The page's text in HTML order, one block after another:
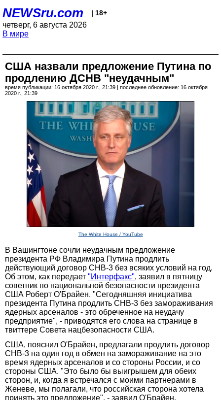
NEWSru.com | 18+
четверг, 6 августа 2026
В мире
США назвали предложение Путина по
продлению ДСНВ "неудачным"
время публикации: 16 октября 2020 г., 21:39 | последнее обновление: 16 октября
2020 г., 21:39
The White House / YouTube
В Вашингтоне сочли неудачным предложение
президента РФ Владимира Путина продлить
действующий договор СНВ-3 без всяких условий на год.
Об этом, как передает "Интерфакс", заявил в пятницу
советник по национальной безопасности президента
США Роберт О'Брайен. "Сегодняшняя инициатива
президента Путина продлить СНВ-3 без замораживания
ядерных арсеналов - это обреченное на неудачу
предприятие", - приводятся его слова на странице в
твиттере Совета нацбезопасности США.
США, пояснил О'Брайен, предлагали продлить договор
СНВ-3 на один год в обмен на замораживание на это
время ядерных арсеналов и со стороны России, и со
стороны США. "Это было бы выигрышем для обеих
сторон, и, когда я встречался с моими партнерами в
Женеве, мы полагали, что российская сторона хотела
принять это предложение", - заявил О'Брайен.